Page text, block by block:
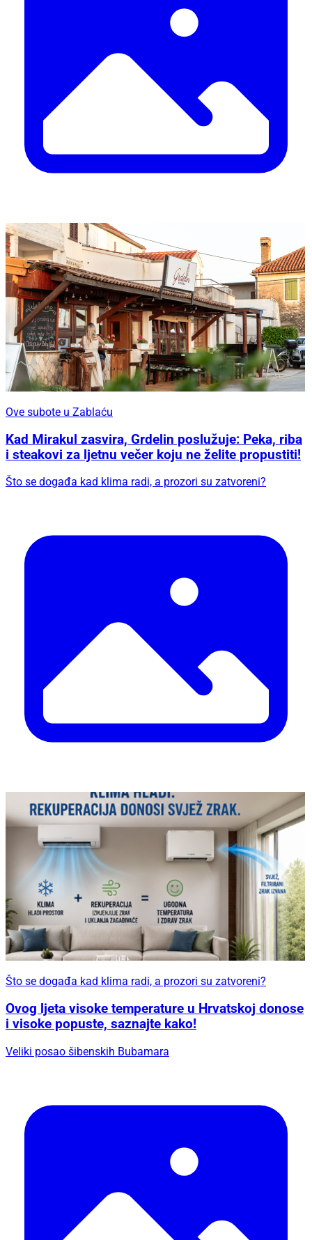
Ove subote u Zablaću
Kad Mirakul zasvira, Grdelin poslužuje: Peka, riba
i steakovi za ljetnu večer koju ne želite propustiti!
Što se događa kad klima radi, a prozori su zatvoreni?
Što se događa kad klima radi, a prozori su zatvoreni?
Ovog ljeta visoke temperature u Hrvatskoj donose
i visoke popuste, saznajte kako!
Veliki posao šibenskih Bubamara